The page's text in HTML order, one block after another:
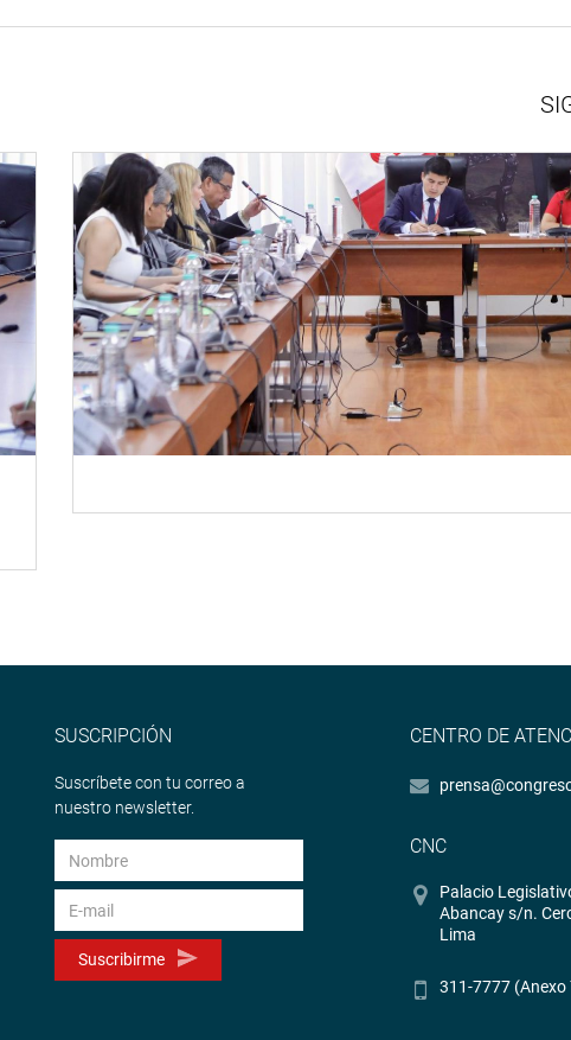
SUSCRIPCIÓN
Suscríbete con tu correo a
nuestro newsletter.
Suscribirme
CENTRO DE
CNC
Palacio
Abancay s/n.
Lima
311-7777 (Anexo